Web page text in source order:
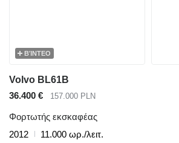
ΒΊΝΤΕΟ
Volvo BL61B
36.400 €
157.000 PLN
Φορτωτής εκσκαφέας
2012
11.000 ωρ./λειτ.